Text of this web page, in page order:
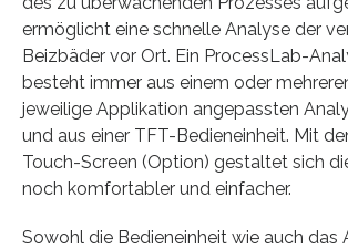
ermöglicht eine schnelle Analyse der
Beizbäder vor Ort. Ein ProcessLab-
besteht immer aus einem oder
jeweilige Applikation angepassten
und aus einer TFT-Bedieneinheit. Mit
Touch-Screen (Option) gestaltet sich
noch komfortabler und einfacher.
Sowohl die Bedieneinheit wie auch das